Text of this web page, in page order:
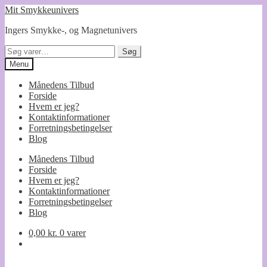
Spring
navigation
Spring
indhold
Mit Smykkeunivers
Ingers Smykke-, og Magnetunivers
Søg
efter:
Søg
Menu
Månedens Tilbud
Forside
Hvem er jeg?
Kontaktinformationer
Forretningsbetingelser
Blog
Månedens Tilbud
Forside
Hvem er jeg?
Kontaktinformationer
Forretningsbetingelser
Blog
0,00 kr. 0 varer